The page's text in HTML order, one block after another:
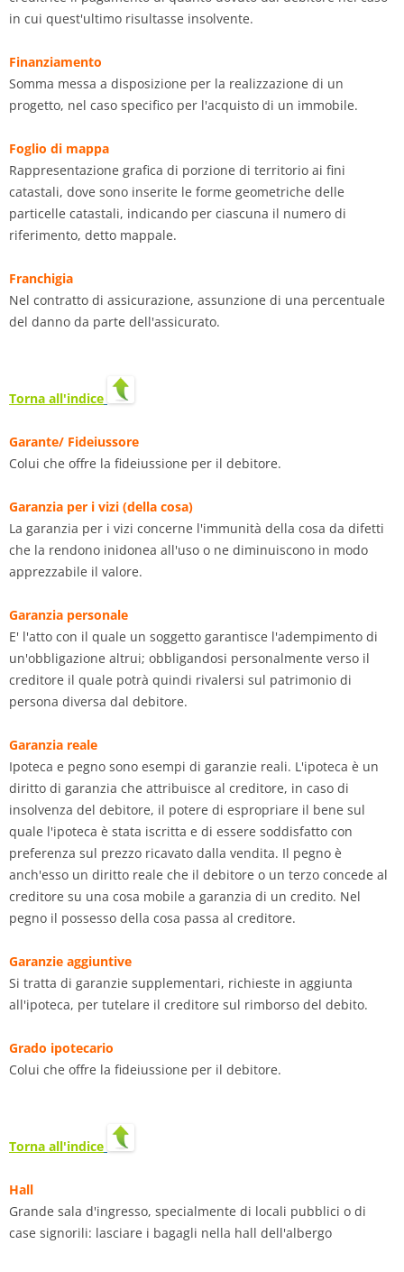
in cui quest'ultimo risultasse insolvente.
Finanziamento
Somma messa a disposizione per la realizzazione di un
progetto, nel caso specifico per l'acquisto di un immobile.
Foglio di mappa
Rappresentazione grafica di porzione di territorio ai fini
catastali, dove sono inserite le forme geometriche delle
particelle catastali, indicando per ciascuna il numero di
riferimento, detto mappale.
Franchigia
Nel contratto di assicurazione, assunzione di una percentuale
del danno da parte dell'assicurato.
Torna all'indice
Garante/ Fideiussore
Colui che offre la fideiussione per il debitore.
Garanzia per i vizi (della cosa)
La garanzia per i vizi concerne l'immunità della cosa da difetti
che la rendono inidonea all'uso o ne diminuiscono in modo
apprezzabile il valore.
Garanzia personale
E' l'atto con il quale un soggetto garantisce l'adempimento di
un'obbligazione altrui; obbligandosi personalmente verso il
creditore il quale potrà quindi rivalersi sul patrimonio di
persona diversa dal debitore.
Garanzia reale
Ipoteca e pegno sono esempi di garanzie reali. L'ipoteca è un
diritto di garanzia che attribuisce al creditore, in caso di
insolvenza del debitore, il potere di espropriare il bene sul
quale l'ipoteca è stata iscritta e di essere soddisfatto con
preferenza sul prezzo ricavato dalla vendita. Il pegno è
anch'esso un diritto reale che il debitore o un terzo concede al
creditore su una cosa mobile a garanzia di un credito. Nel
pegno il possesso della cosa passa al creditore.
Garanzie aggiuntive
Si tratta di garanzie supplementari, richieste in aggiunta
all'ipoteca, per tutelare il creditore sul rimborso del debito.
Grado ipotecario
Colui che offre la fideiussione per il debitore.
Torna all'indice
Hall
Grande sala d'ingresso, specialmente di locali pubblici o di
case signorili: lasciare i bagagli nella hall dell'albergo